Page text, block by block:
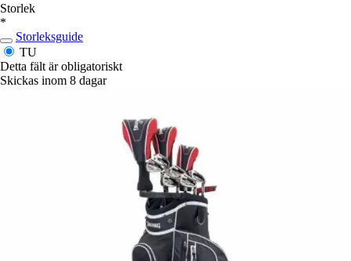
Storlek
*
Storleksguide
TU
Detta fält är obligatoriskt
Skickas inom 8 dagar